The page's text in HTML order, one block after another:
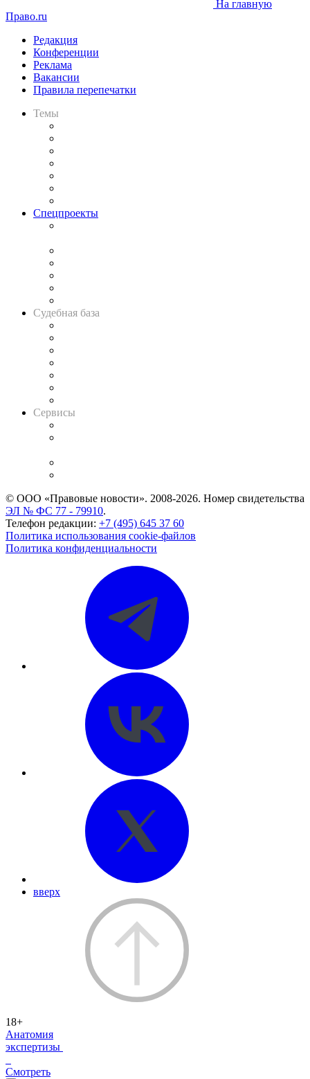
На главную
Право.ru
Редакция
Конференции
Реклама
Вакансии
Правила перепечатки
Темы
Спецпроекты
Судебная база
Сервисы
© ООО «Правовые новости». 2008-2026. Номер свидетельства
ЭЛ № ФС 77 - 79910.
Телефон редакции: +7 (495) 645 37 60
Политика использования cookie-файлов
Политика конфиденциальности
вверх
18+
Анатомия
экспертизы
Смотреть